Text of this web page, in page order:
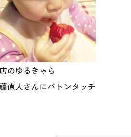
のゆるきゃら
直人さんにバトンタッチ